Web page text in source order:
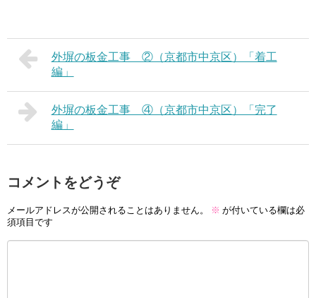
外塀の板金工事 ②（京都市中京区）「着工
編」
外塀の板金工事 ④（京都市中京区）「完了
編」
コメントをどうぞ
メールアドレスが公開されることはありません。 ※ が付いている欄は必
須項目です